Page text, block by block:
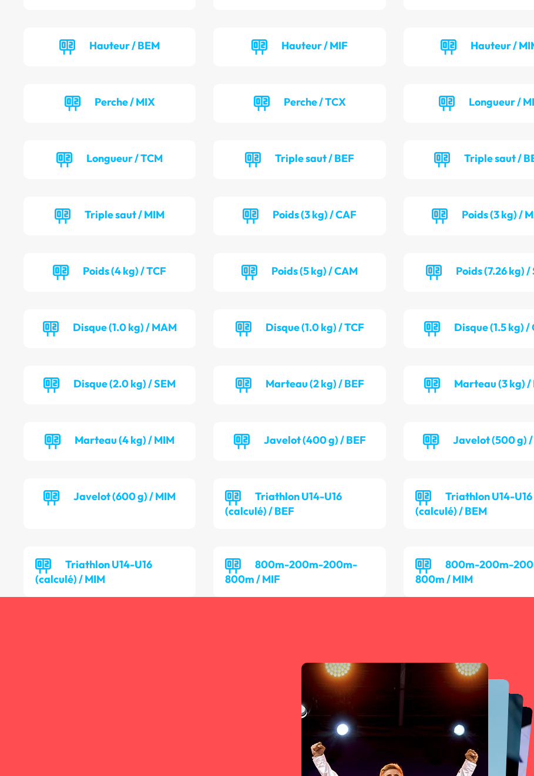
Hauteur / BEM Hauteur / MIF Hauteur /
Perche / MIX Perche / TCX Longueur /
Longueur / TCM Triple saut / BEF Triple saut /
Triple saut / MIM Poids (3 kg) / CAF Poids (3 kg) /
Poids (4 kg) / TCF Poids (5 kg) / CAM Poids (7.26 kg) /
Disque (1.0 kg) / MAM Disque (1.0 kg) / TCF Disque (1.5 kg) /
Disque (2.0 kg) / SEM Marteau (2 kg) / BEF Marteau (3 kg) /
Marteau (4 kg) / MIM Javelot (400 g) / BEF Javelot (500 g) /
Javelot (600 g) / MIM
Triathlon U14-U16
(calculé) / BEF
Triathlon U14-U16
(calculé) / BEM
Triathlon U14-U16
(calculé) / MIM
800m-200m-200m-
800m / MIF
800m-200m-
800m / MIM